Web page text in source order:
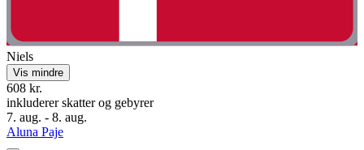
Niels
Vis mindre
608 kr.
inkluderer skatter og gebyrer
7. aug. - 8. aug.
Aluna Paje